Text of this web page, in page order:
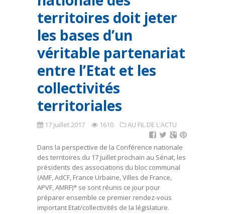
territoires doit jeter
les bases d’un
véritable partenariat
entre l’Etat et les
collectivités
territoriales
17 juillet 2017 1610 AU FIL DE L'ACTU
Dans la perspective de la Conférence nationale
des territoires du 17 juillet prochain au Sénat, les
présidents des associations du bloc communal
(AMF, AdCF, France Urbaine, Villes de France,
APVF, AMRF)* se sont réunis ce jour pour
préparer ensemble ce premier rendez-vous
important Etat/collectivités de la législature.